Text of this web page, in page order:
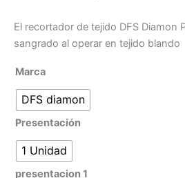
El recortador de tejido DFS Diamon
sangrado al operar en tejido blando
Marca
DFS diamon
Presentación
1 Unidad
presentacion 1